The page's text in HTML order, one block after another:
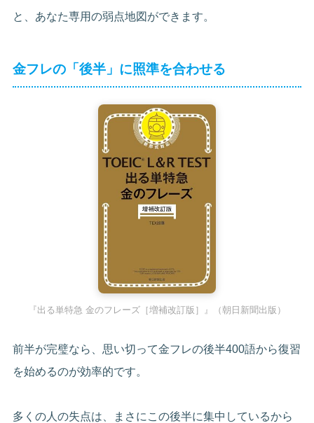
と、あなた専用の弱点地図ができます。
金フレの「後半」に照準を合わせる
『出る単特急 金のフレーズ［増補改訂版］』（朝日新聞出版）
前半が完璧なら、思い切って金フレの後半400語から復習
を始めるのが効率的です。
多くの人の失点は、まさにこの後半に集中しているから